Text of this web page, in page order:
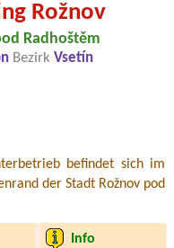
Rožnov
Radhoštěm
Bezirk Vsetín
befindet sich im
der Stadt Rožnov pod
Info